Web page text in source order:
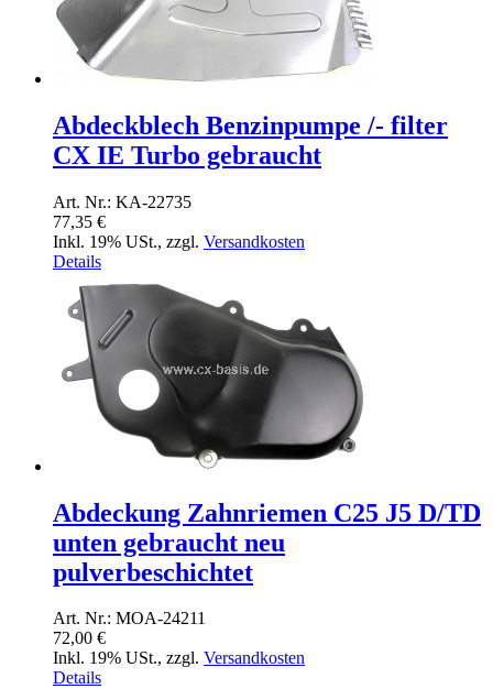
Abdeckblech Benzinpumpe /- filter
CX IE Turbo gebraucht
Art. Nr.: KA-22735
77,35 €
Inkl. 19% USt., zzgl. Versandkosten
Details
Abdeckung Zahnriemen C25 J5 D/TD
unten gebraucht neu
pulverbeschichtet
Art. Nr.: MOA-24211
72,00 €
Inkl. 19% USt., zzgl. Versandkosten
Details